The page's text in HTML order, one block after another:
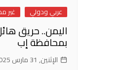
عربي ودولي غير
اليمن.. حريق
بمحافظة إب
الإثنين, 31 مارس 2025, 21:31